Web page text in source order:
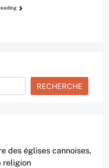
RECHERCHE
des églises cannoises,
religion